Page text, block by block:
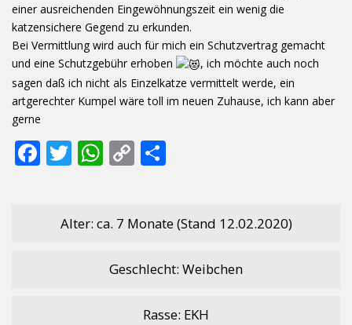
einer ausreichenden Eingewöhnungszeit ein wenig die
katzensichere Gegend zu erkunden.
Bei Vermittlung wird auch für mich ein Schutzvertrag gemacht
und eine Schutzgebühr erhoben
, ich möchte auch noch
sagen daß ich nicht als Einzelkatze vermittelt werde, ein
artgerechter Kumpel wäre toll im neuen Zuhause, ich kann aber
gerne
F T
er
W
s
p
C
y
n
k
n
Alter: ca. 7 Monate (Stand 12.02.2020)
Geschlecht: Weibchen
Rasse: EKH